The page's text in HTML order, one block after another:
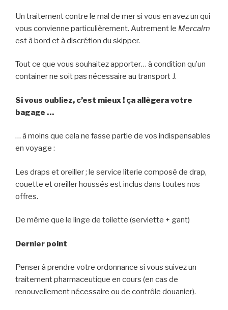
Un traitement contre le mal de mer si vous en avez un qui
vous convienne particulièrement. Autrement le Mercalm
est à bord et à discrétion du skipper.
Tout ce que vous souhaitez apporter… à condition qu’un
container ne soit pas nécessaire au transport J.
Si vous oubliez, c’est mieux ! ça allègera votre
bagage …
… à moins que cela ne fasse partie de vos indispensables
en voyage :
Les draps et oreiller ; le service literie composé de drap,
couette et oreiller houssés est inclus dans toutes nos
offres.
De même que le linge de toilette (serviette + gant)
Dernier point
Penser à prendre votre ordonnance si vous suivez un
traitement pharmaceutique en cours (en cas de
renouvellement nécessaire ou de contrôle douanier).